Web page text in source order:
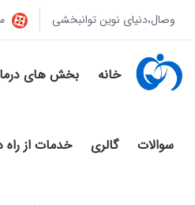
وصال،دنیای نوین توانبخشی
خانه بخش های
سوالات گالری خدمات از راه